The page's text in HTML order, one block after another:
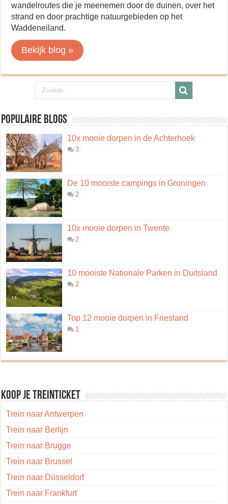
wandelroutes die je meenemen door de duinen, over het
strand en door prachtige natuurgebieden op het
Waddeneiland.
Bekijk blog »
Populaire blogs
10x mooie dorpen in de Achterhoek
3
De 10 mooiste campings in Groningen
2
10x mooie dorpen in Twente
2
10 mooiste Nationale Parken in Duitsland
2
Top 12 mooie dorpen in Friesland
1
Koop je treinticket
Trein naar Antwerpen
Trein naar Berlijn
Trein naar Brugge
Trein naar Brussel
Trein naar Düsseldorf
Trein naar Frankfurt